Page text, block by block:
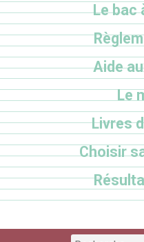
Le bac
Aide
Le
Livres
Choisir